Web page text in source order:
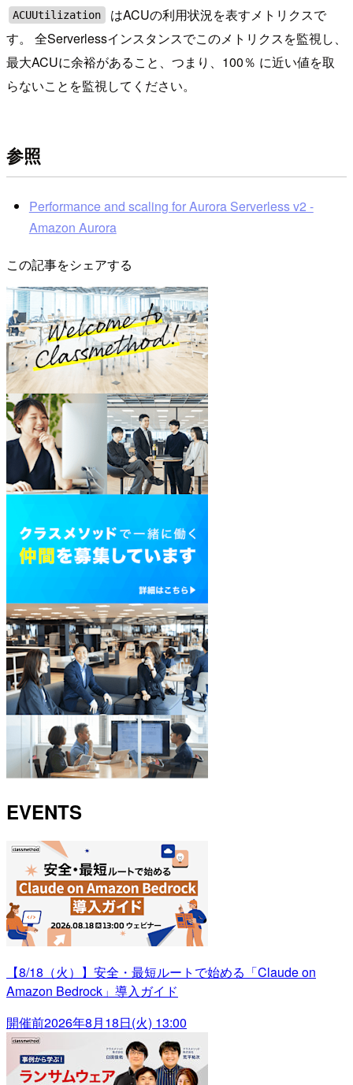
ACUUtilization
はACUの利用状況を表すメトリクスで
す。 全Serverlessインスタンスでこのメトリクスを監視し、
最大ACUに余裕があること、つまり、100％ に近い値を取
らないことを監視してください。
参照
Performance and scaling for Aurora Serverless v2 -
Amazon Aurora
この記事をシェアする
EVENTS
【8/18（火）】安全・最短ルートで始める「Claude on
Amazon Bedrock」導入ガイド
開催前2026年8月18日(火) 13:00